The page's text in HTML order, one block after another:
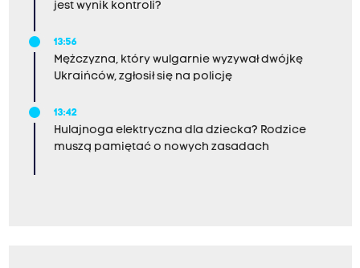
jest wynik kontroli?
13:56
Mężczyzna, który wulgarnie wyzywał dwójkę
Ukraińców, zgłosił się na policję
13:42
Hulajnoga elektryczna dla dziecka? Rodzice
muszą pamiętać o nowych zasadach